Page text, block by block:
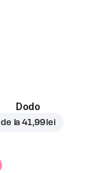
Dodo
de la41,99 lei